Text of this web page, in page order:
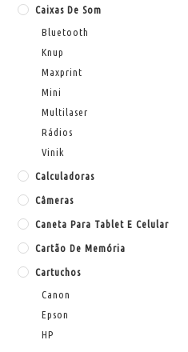
Caixas De Som
Bluetooth
Knup
Maxprint
Mini
Multilaser
Rádios
Vinik
Calculadoras
Câmeras
Caneta Para Tablet E Celular
Cartão De Memória
Cartuchos
Canon
Epson
HP